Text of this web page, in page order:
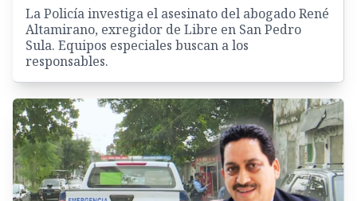
La Policía investiga el asesinato del abogado René
Altamirano, exregidor de Libre en San Pedro
Sula. Equipos especiales buscan a los
responsables.